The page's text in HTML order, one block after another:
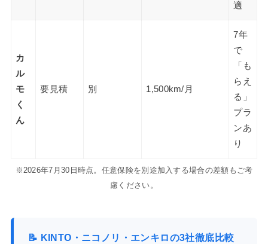
適
カ
ル
モ
く
ん
要見積 別 1,500km/月
7年
で
「も
らえ
る」
プラ
ンあ
り
※2026年7月30日時点。任意保険を別途加入する場合の差額もご考
慮ください。
📝 KINTO・ニコノリ・エンキロの3社徹底比較